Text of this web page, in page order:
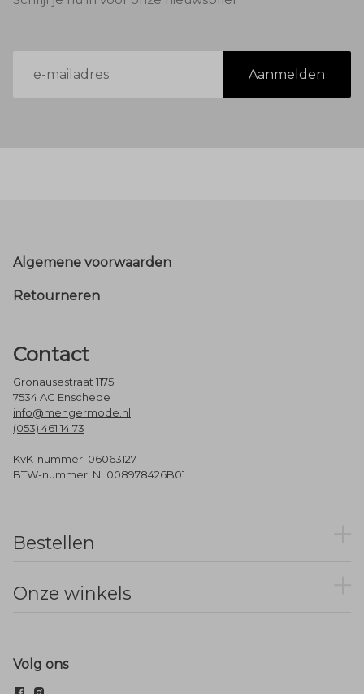
mailadres
Aanmelden
Footer
Algemene voorwaarden
Retourneren
Contact
Gronausestraat 1175
7534 AG Enschede
info@mengermode.nl
(053) 461 14 73
KvK-nummer: 06063127
BTW-nummer: NL008978426B01
Bestellen
Onze winkels
Volg ons